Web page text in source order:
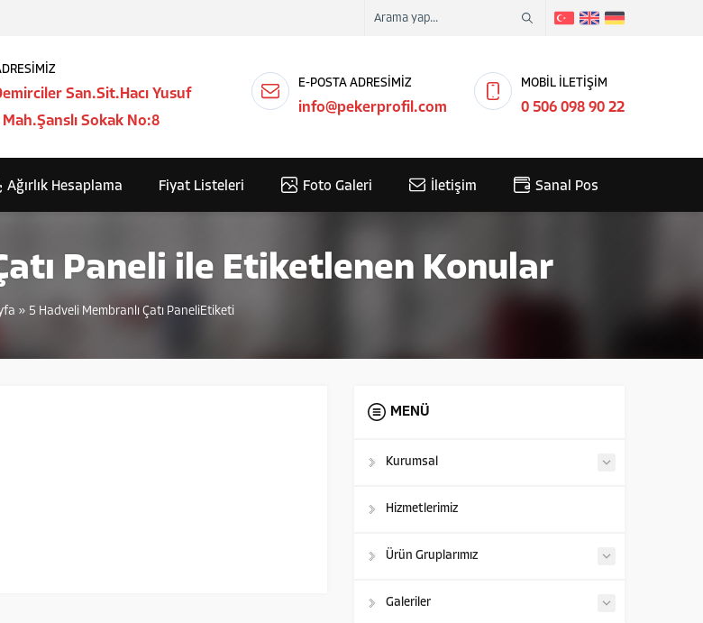
San.Sit.Hacı Yusuf
Sokak No:8
E-POSTA ADRESİMİZ
info@pekerprofil.com
MOBİL İLETİŞİM
0 506 098 90 22
Ağırlık Hesaplama Fiyat Listeleri Foto Galeri İletişim Sanal Pos
Paneli ile Etiketlenen Konular
» 5 Hadveli Membranlı Çatı PaneliEtiketi
MENÜ
Kurumsal
Hizmetlerimiz
Ürün Gruplarımız
Galeriler